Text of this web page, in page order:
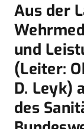
Aus der
und
(Leiter:
D. Leyk)
des